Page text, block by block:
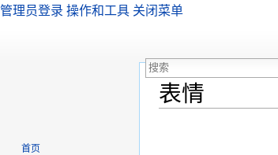
表情
管理员登录 操作和工具 关闭菜单
首页